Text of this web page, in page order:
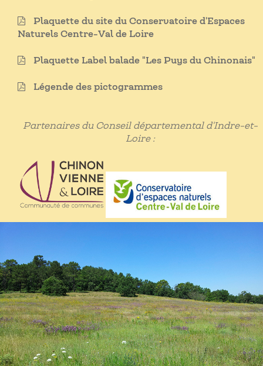
Plaquette du site du Conservatoire d'Espaces
Naturels Centre-Val de Loire
Plaquette Label balade "Les Puys du Chinonais"
Légende des pictogrammes
Partenaires du Conseil départemental d'Indre-et-
Loire :